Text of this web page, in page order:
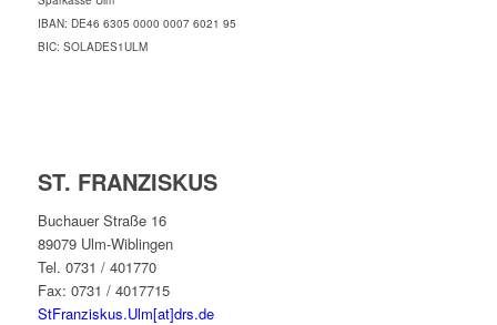
IBAN: DE46 6305 0000 0007 6021 95
BIC: SOLADES1ULM
ST. FRANZISKUS
Buchauer Straße 16
89079 Ulm-Wiblingen
Tel. 0731 / 401770
Fax: 0731 / 4017715
StFranziskus.Ulm[at]drs.de